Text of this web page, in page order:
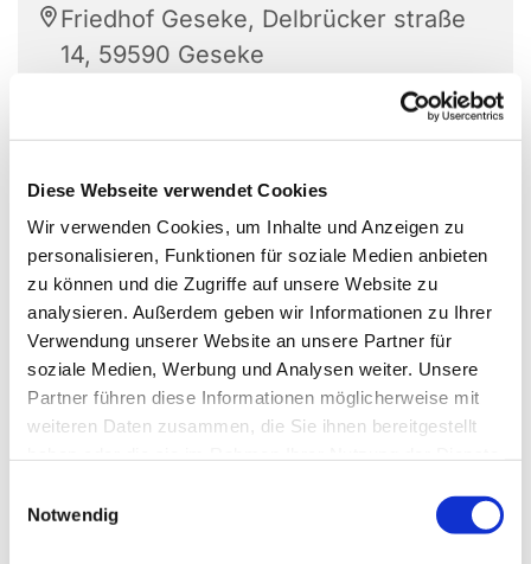
Diese Webseite verwendet Cookies
Wir verwenden Cookies, um Inhalte und Anzeigen zu
personalisieren, Funktionen für soziale Medien anbieten
zu können und die Zugriffe auf unsere Website zu
analysieren. Außerdem geben wir Informationen zu Ihrer
Verwendung unserer Website an unsere Partner für
soziale Medien, Werbung und Analysen weiter. Unsere
Partner führen diese Informationen möglicherweise mit
weiteren Daten zusammen, die Sie ihnen bereitgestellt
Notwendig
Friedhof Geseke, Delbrücker straße
14, 59590 Geseke